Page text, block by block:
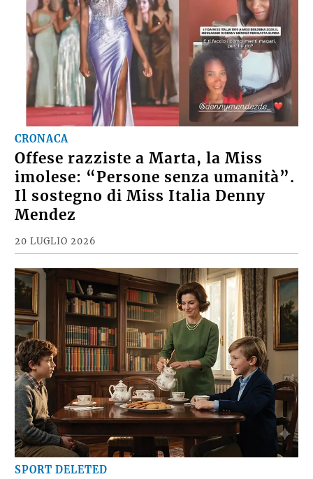
CRONACA
Offese razziste a Marta, la Miss
imolese: “Persone senza umanità”.
Il sostegno di Miss Italia Denny
Mendez
20 LUGLIO 2026
SPORT DELETED